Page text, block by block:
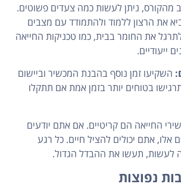
מהקורס, ניתן לעשות כמה צעדים פשוטים.
את הרצון ללמוד ולהתמודד עם מצבים
את החומר בבית, כמו טכניקות החייאה
ייעודיים.
השקיעו זמן נוסף בהבנת המכשיר וביישום
בטוחים יותר בזמן אמת אם תתקלו
החייאה הם קריטיים. אם אתם יודעים
אתם יכולים להציל חיים. כל רגע
לעשות, תעשו את ההבדל הגדול.
נפוצות